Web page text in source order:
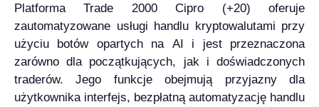
Platforma Trade 2000 Cipro (+20) oferuje
zautomatyzowane usługi handlu kryptowalutami przy
użyciu botów opartych na AI i jest przeznaczona
zarówno dla początkujących, jak i doświadczonych
traderów. Jego funkcje obejmują przyjazny dla
użytkownika interfejs, bezpłatną automatyzację handlu